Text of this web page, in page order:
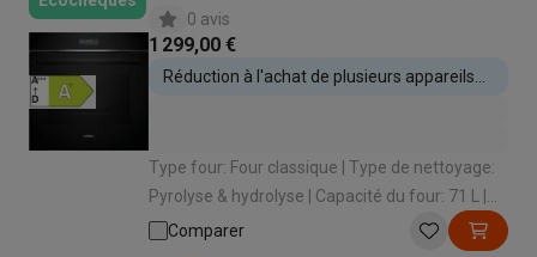
0 avis
1 299,00 €
Réduction à l'achat de plusieurs appareils
Type four: Four classique | Type de nettoyage:
Pyrolyse & hydrolyse | Capacité du four: 71 L |
Classe énergétique: A+ | Type de cuisson: Air
Comparer